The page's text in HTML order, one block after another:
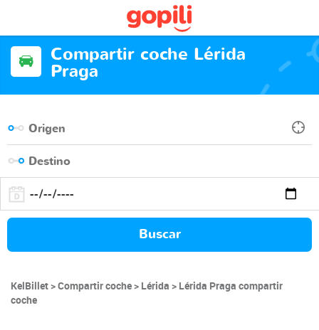
Compartir coche Lérida
Praga
Buscar
KelBillet Compartir coche Lérida
Lérida Praga compartir
coche